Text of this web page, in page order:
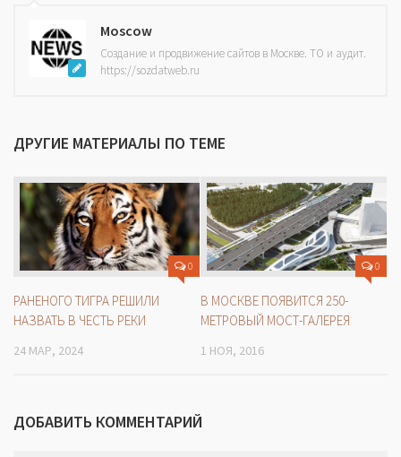
Moscow
Создание и продвижение сайтов в Москве. ТО и аудит.
https://sozdatweb.ru
ДРУГИЕ МАТЕРИАЛЫ ПО ТЕМЕ
0
РАНЕНОГО ТИГРА РЕШИЛИ
НАЗВАТЬ В ЧЕСТЬ РЕКИ
24 МАР, 2024
0
В МОСКВЕ ПОЯВИТСЯ 250-
МЕТРОВЫЙ МОСТ-ГАЛЕРЕЯ
1 НОЯ, 2016
ДОБАВИТЬ КОММЕНТАРИЙ